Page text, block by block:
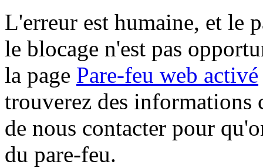
L'erreur est humaine, et le
le blocage n'est pas
la page Pare-feu web activé
trouverez des informations
de nous contacter pour
du pare-feu.